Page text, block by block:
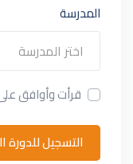
المدرسة
اختر المدرسة
قرأت وأوافق
التسجيل للدورة